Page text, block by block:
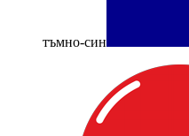
тъмно-син